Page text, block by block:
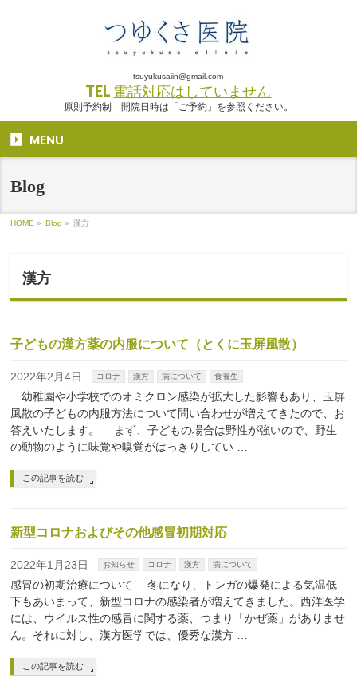
tsuyukusaiin@gmail.com
TEL 電話対応はしていません
原則予約制 開院日時は「ご予約」を参照ください。
MENU
Blog
HOME » Blog » 漢方
漢方
子どもの漢方薬の内服について（とくに玉屏風散）
2022年2月4日 コロナ 漢方 病について 食養生
幼稚園や小学校でのオミクロン感染が拡大した影響もあり、玉屏
風散の子どもの内服方法について問い合わせが増えてきたので、お
答えいたします。 まず、子どもの場合は野性が強いので、野生
の動物のように味覚や嗅覚がはっきりしてい …
この記事を読む
新型コロナおよびその他感冒初期対応
2022年1月23日 お知らせ コロナ 漢方 病について
感冒の初期治療について 冬になり、トンガの爆発による気温低
下もあいまって、新型コロナの感染者が増えてきました。西洋医学
には、ウイルス性の感冒に関する薬、つまり「かぜ薬」がありませ
ん。それに対し、漢方医学では、優秀な漢方 …
この記事を読む